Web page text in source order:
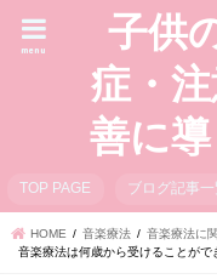
子供
症・
善に
menu
TOP PAGE ブログ記事一
HOME 音楽療法
音楽療法に
音楽療法は何歳から受けることがで